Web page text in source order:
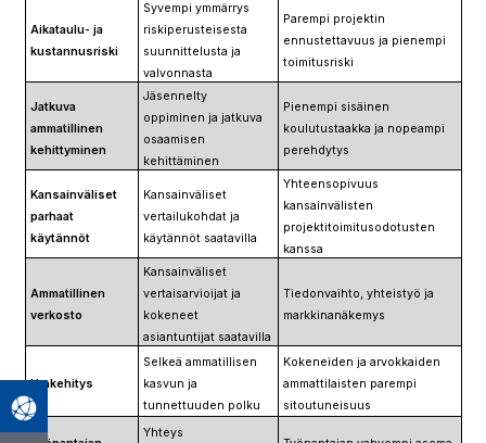
Aikataulu- ja
kustannusriski
Syvempi ymmärrys
riskiperusteisesta
suunnittelusta ja
valvonnasta
Parempi projektin
ennustettavuus ja pienempi
toimitusriski
Jatkuva
ammatillinen
kehittyminen
Jäsennelty
oppiminen ja jatkuva
osaamisen
kehittäminen
Pienempi sisäinen
koulutustaakka ja nopeampi
perehdytys
Kansainväliset
parhaat
käytännöt
Kansainväliset
vertailukohdat ja
käytännöt saatavilla
Yhteensopivuus
kansainvälisten
projektitoimitusodotusten
kanssa
Ammatillinen
verkosto
Kansainväliset
vertaisarvioijat ja
kokeneet
asiantuntijat saatavilla
Tiedonvaihto, yhteistyö ja
markkinanäkemys
Urakehitys
Selkeä ammatillisen
kasvun ja
tunnettuuden polku
Kokeneiden ja arvokkaiden
ammattilaisten parempi
sitoutuneisuus
Yhteys